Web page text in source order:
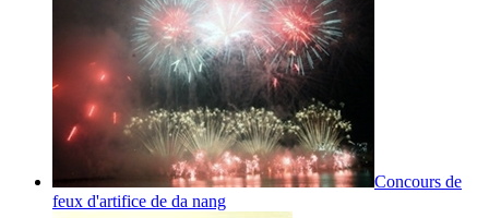
Concours de
feux d'artifice de da nang